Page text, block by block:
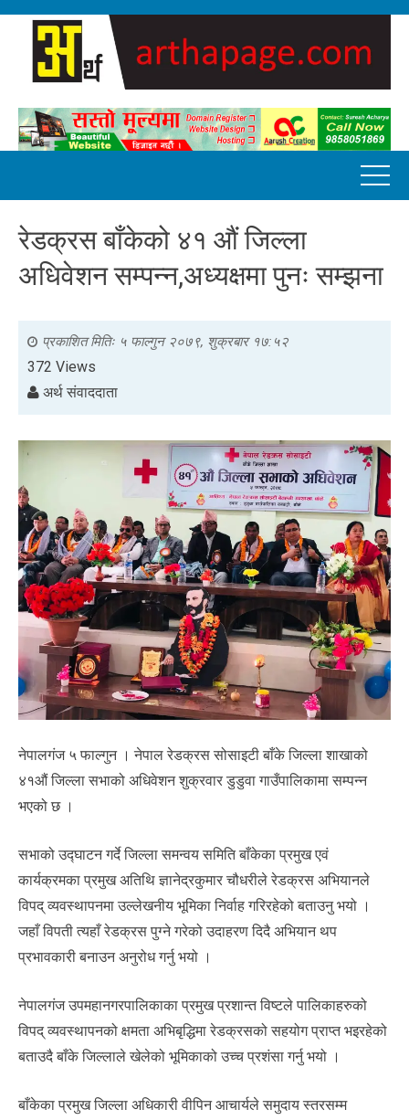
रेडक्रस बाँकेको ४१ औं जिल्ला
अधिवेशन सम्पन्न,अध्यक्षमा पुनः सम्झना
प्रकाशित मितिः ५ फाल्गुन २०७९, शुक्रबार १७:५२
372 Views
अर्थ संवाददाता
नेपालगंज ५ फाल्गुन । नेपाल रेडक्रस सोसाइटी बाँके जिल्ला शाखाको
४१औं जिल्ला सभाको अधिवेशन शुक्रवार डुडुवा गाउँपालिकामा सम्पन्न
भएको छ ।
सभाको उद्घाटन गर्दे जिल्ला समन्वय समिति बाँकेका प्रमुख एवं
कार्यक्रमका प्रमुख अतिथि ज्ञानेद्रकुमार चौधरीले रेडक्रस अभियानले
विपद् व्यवस्थापनमा उल्लेखनीय भूमिका निर्वाह गरिरहेको बताउनु भयो ।
जहाँ विपती त्यहाँ रेडक्रस पुग्ने गरेको उदाहरण दिदै अभियान थप
प्रभावकारी बनाउन अनुरोध गर्नु भयो ।
नेपालगंज उपमहानगरपालिकाका प्रमुख प्रशान्त विष्टले पालिकाहरुको
विपद् व्यवस्थापनको क्षमता अभिबृद्धिमा रेडक्रसको सहयोग प्राप्त भइरहेको
बताउदै बाँके जिल्लाले खेलेको भूमिकाको उच्च प्रशंसा गर्नु भयो ।
बाँकेका प्रमुख जिल्ला अधिकारी वीपिन आचार्यले समुदाय स्तरसम्म